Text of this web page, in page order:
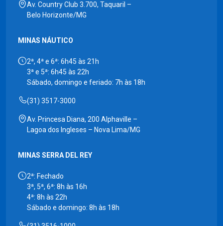
Av. Country Club 3.700, Taquaril –
Belo Horizonte/MG
MINAS NÁUTICO
2ª, 4ª e 6ª: 6h45 às 21h
3ª e 5ª: 6h45 às 22h
Sábado, domingo e feriado: 7h às 18h
(31) 3517-3000
Av. Princesa Diana, 200 Alphaville –
Lagoa dos Ingleses – Nova Lima/MG
MINAS SERRA DEL REY
2ª: Fechado
3ª, 5ª, 6ª: 8h às 16h
4ª: 8h às 22h
Sábado e domingo: 8h às 18h